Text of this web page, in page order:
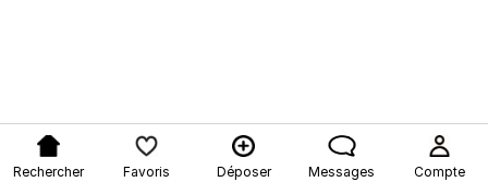
Rechercher Favoris Déposer Messages Compte